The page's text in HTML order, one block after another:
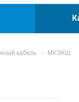
кабель МКЭКШ